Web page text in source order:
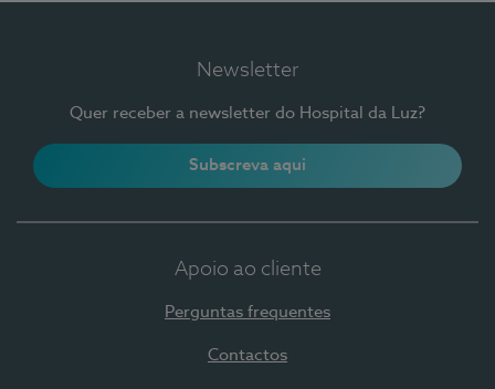
Newsletter
Quer receber a newsletter do Hospital da Luz?
Subscreva aqui
Apoio ao cliente
Perguntas frequentes
Contactos